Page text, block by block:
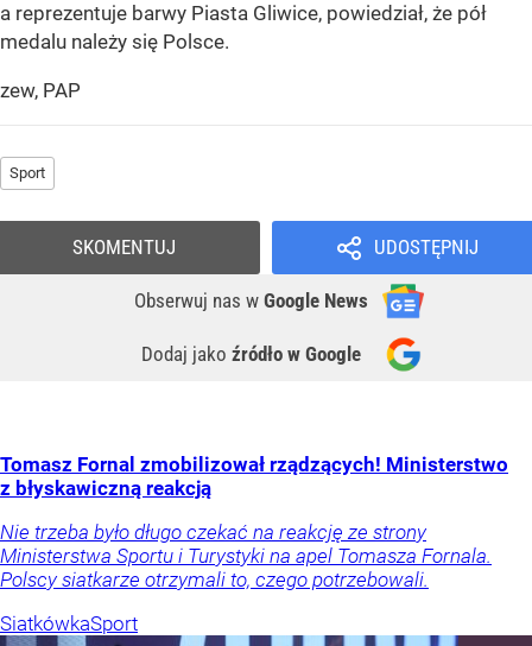
a reprezentuje barwy Piasta Gliwice, powiedział, że pół
medalu należy się Polsce.
zew, PAP
Sport
UDOSTĘPNIJ
Obserwuj nas w Google News
Dodaj jako źródło w Google
SKOMENTUJ
Tomasz Fornal zmobilizował rządzących! Ministerstwo
z błyskawiczną reakcją
Nie trzeba było długo czekać na reakcję ze strony
Ministerstwa Sportu i Turystyki na apel Tomasza Fornala.
Polscy siatkarze otrzymali to, czego potrzebowali.
SiatkówkaSport